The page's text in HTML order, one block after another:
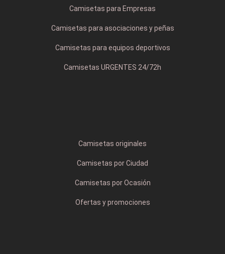
Camisetas para Empresas
Camisetas para asociaciones y peñas
Camisetas para equipos deportivos
Camisetas URGENTES 24/72h
Camisetas originales
Camisetas por Ciudad
Camisetas por Ocasión
Ofertas y promociones